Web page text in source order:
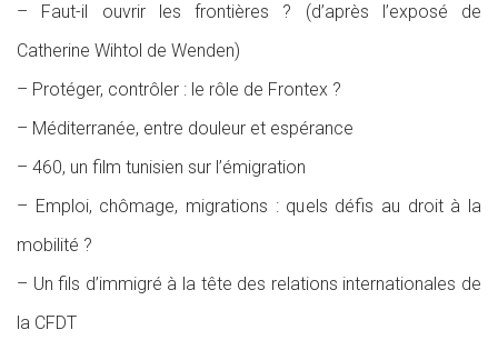
– Faut-il ouvrir les frontières ? (d’après l’exposé de
Catherine Wihtol de Wenden)
– Protéger, contrôler : le rôle de Frontex ?
– Méditerranée, entre douleur et espérance
– 460, un film tunisien sur l’émigration
– Emploi, chômage, migrations : quels défis au droit à la
mobilité ?
– Un fils d’immigré à la tête des relations internationales de
la CFDT